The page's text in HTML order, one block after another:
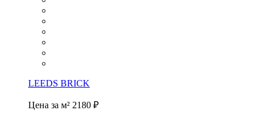
LEEDS BRICK
Цена за м² 2180 ₽